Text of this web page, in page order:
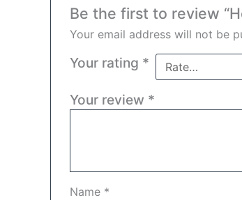
Be the first to review
Your email address will not be
Your rating *
Your review *
Name *